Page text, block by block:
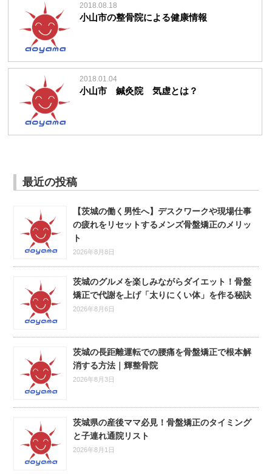
2018.08.18
小山市の整骨院による健康情報
2018.01.04
小山市 鍼灸院 気虚とは？
最近の投稿
【茨城の働く男性へ】デスクワークや現場仕事
の疲れをリセットするメンズ骨盤矯正のメリッ
ト
2026年8月8日
茨城のグルメを楽しみながらダイエット！骨盤
矯正で代謝を上げ「太りにくい体」を作る秘訣
2026年8月6日
茨城の長距離運転での腰痛を骨盤矯正で根本解
消する方法｜輝整骨院
2026年8月3日
茨城県の産後ママ必見！骨盤矯正のタイミング
と子連れ通院リスト
2026年8月1日